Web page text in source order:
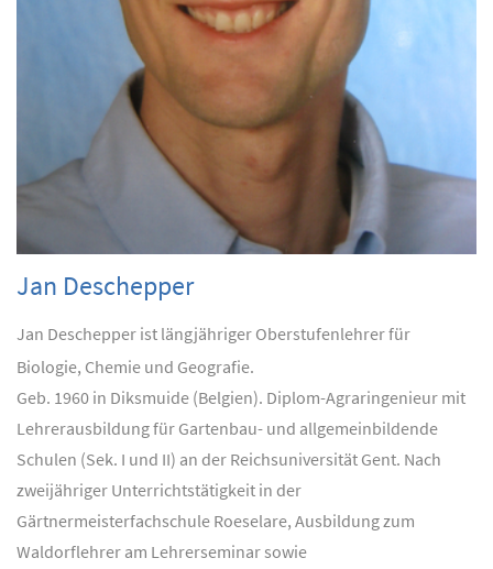
Jan Deschepper
Jan Deschepper ist längjähriger Oberstufenlehrer für
Biologie, Chemie und Geografie.
Geb. 1960 in Diksmuide (Belgien). Diplom-Agraringenieur mit
Lehrerausbildung für Gartenbau- und allgemeinbildende
Schulen (Sek. I und II) an der Reichsuniversität Gent. Nach
zweijähriger Unterrichtstätigkeit in der
Gärtnermeisterfachschule Roeselare, Ausbildung zum
Waldorflehrer am Lehrerseminar sowie